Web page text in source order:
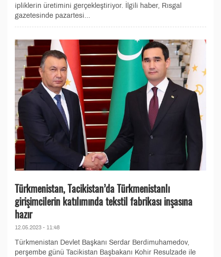
ipliklerin üretimini gerçekleştiriyor. İlgili haber, Rısgal
gazetesinde pazartesi...
Türkmenistan, Tacikistan’da Türkmenistanlı
girişimcilerin katılımında tekstil fabrikası inşasına
hazır
12.05.2023 - 11:48
Türkmenistan Devlet Başkanı Serdar Berdimuhamedov,
perşembe günü Tacikistan Başbakanı Kohir Resulzade ile